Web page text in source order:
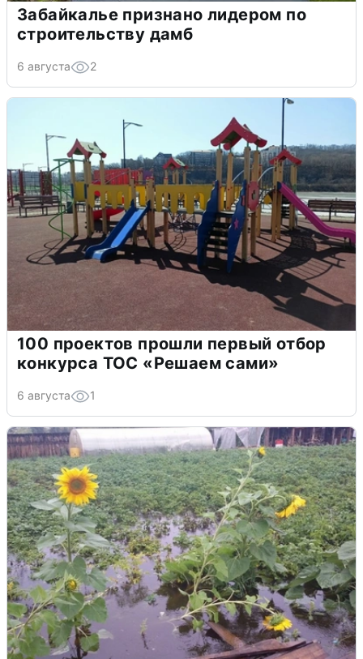
Забайкалье признано лидером по
строительству дамб
6 августа 2
100 проектов прошли первый отбор
конкурса ТОС «Решаем сами»
6 августа 1